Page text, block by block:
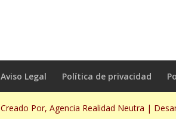
Aviso Legal Política de privacidad
Creado Por, Agencia Realidad Neutra |